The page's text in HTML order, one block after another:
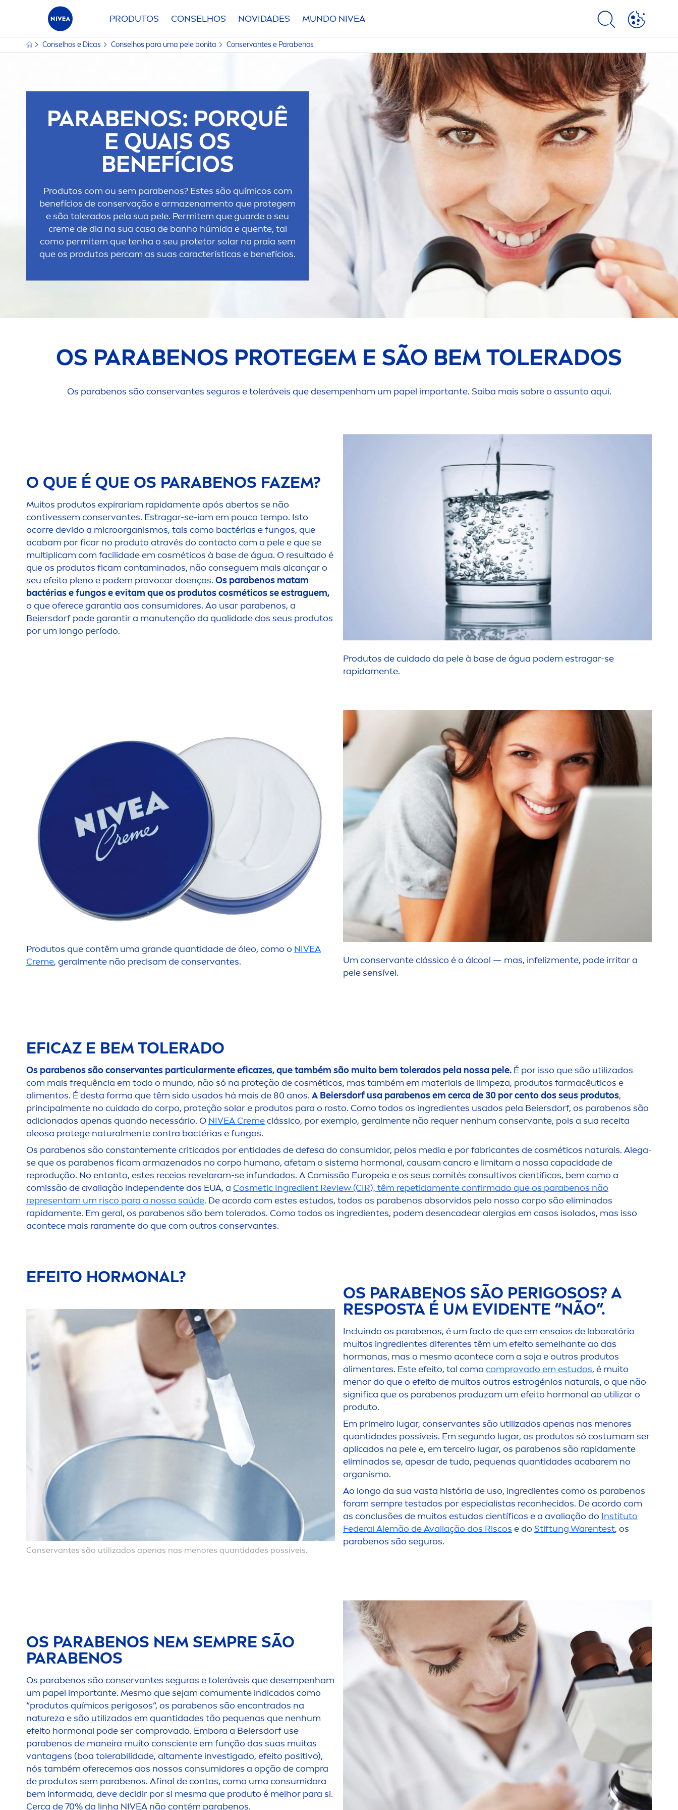
PRODUTOS CONSELHOS NOVIDADES MUNDO NIVEA
Conselhos e Dicas Conselhos para uma pele bonita Conservantes e Parabenos
PARABENOS: PORQUÊ
E QUAIS OS
BENEFÍCIOS
Produtos com ou sem parabenos? Estes são químicos com
benefícios de conservação e armazenamento que protegem
e são tolerados pela sua pele. Permitem que guarde o seu
cremede dia na sua casa de banho húmida e quente, tal
como permitem que tenha o seu protetor solar na praia sem
que os produtos percam as suas características e benefícios.
OS PARABENOS PROTEGEM E SÃO BEM TOLERADOS
Os parabenos são conservantes seguros e toleráveis que desempenham um papel importante. Saiba mais sobre o assunto aqui.
O QUE É QUE OS PARABENOS FAZEM?
Muitos produtos expirariam rapidamente após abertos se não
contivessem conservantes. Estragar-se-iam em pouco tempo. Isto
ocorre devido a microorganismos, tais como bactérias e fungos, que
acabam por ficar no produto através do contacto com a pele e que se
multiplicam com facilidade em cosméticos à base de água. O resultado é
que os produtos ficam contaminados, não conseguem mais alcançar o
seu efeito pleno e podem provocar doenças. Os parabenos matam
bactérias e fungos e evitam que os produtos cosméticos se estraguem,
o queoferece garantia aos consumidores. Ao usar parabenos, a
Beiersdorf pode garantir a manutenção da qualidade dos seus produtos
por um longo período.
Produtos de cuidado da pele à base de água podem estragar-se
rapidamente.
Produtos que contêm uma grande quantidade de óleo, como o NIVEA
Creme, geralmente não precisam de conservantes. Um conservante clássico é o álcool — mas, infelizmente, pode irritar a
pele sensível.
EFICAZ E BEM TOLERADO
Os parabenos são conservantes particularmente eficazes, que também são muito bem tolerados pela nossa pele. É por isso que são utilizados
com mais frequência em todo o mundo, não só na proteção de cosméticos, mas também em materiais de limpeza, produtos farmacêuticos e
alimentos. É desta forma que têm sido usados há mais de 80 anos. A Beiersdorf usa parabenos em cerca de 30 por cento dos seus produtos,
principalmente no cuidado do corpo, proteção solar e produtos para o rosto. Como todos os ingredientes usados pela Beiersdorf, os parabenos são
adicionados apenas quando necessário. O NIVEA Cremeclássico, por exemplo, geralmente não requer nenhum conservante, pois a sua receita
oleosa protege naturalmente contra bactérias e fungos.
Os parabenos são constantemente criticados por entidades de defesa do consumidor, pelos media e por fabricantes de cosméticos naturais. Alega-
se que os parabenos ficam armazenados no corpo humano, afetam o sistema hormonal, causam cancro e limitam a nossa capacidade de
reprodução. No entanto, estes receios revelaram-se infundados. A Comissão Europeia e os seus comités consultivos científicos, bem como a
comissão de avaliação independente dos EUA, a Cosmetic Ingredient Review (CIR), têm repetidamente confirmado que os parabenos não
representam um risco para a nossa saúde. De acordo com estes estudos, todos os parabenos absorvidos pelo nosso corpo são eliminados
rapidamente. Em geral, os parabenos são bem tolerados. Como todos os ingredientes, podem desencadear alergias em casos isolados, mas isso
acontece mais raramente do que com outros conservantes.
EFEITO HORMONAL?
Conservantes são utilizados apenas nas menores quantidades possíveis.
OS PARABENOS SÃO PERIGOSOS? A
RESPOSTA É UM EVIDENTE “NÃO”.
Incluindo os parabenos, é um facto de que em ensaios de laboratório
muitos ingredientes diferentes têm um efeito semelhante ao das
hormonas, mas o mesmo acontece com a soja e outros produtos
alimentares. Este efeito, tal como comprovado em estudos, é muito
menor do que o efeito de muitos outros estrogénios naturais, o que não
significa que os parabenos produzam um efeito hormonal ao utilizar o
produto.
Em primeiro lugar, conservantes são utilizados apenas nas menores
quantidades possíveis. Em segundo lugar, os produtos só costumam ser
aplicados na pele e, em terceiro lugar, os parabenos são rapidamente
eliminados se, apesar de tudo, pequenas quantidades acabarem no
organismo.
Ao longo da sua vasta história de uso, ingredientes como os parabenos
foram sempre testados por especialistas reconhecidos. De acordo com
as conclusões de muitos estudos científicos e a avaliação do Instituto
Federal Alemão de Avaliação dos Riscos e do Stiftung Warentest, os
parabenos são seguros.
OS PARABENOS NEM SEMPRE SÃO
PARABENOS
Os parabenos são conservantes seguros e toleráveis que desempenham
um papel importante. Mesmo que sejam comumente indicados como
“produtos químicos perigosos”, os parabenos são encontrados na
natureza e são utilizados em quantidades tão pequenas que nenhum
efeito hormonal pode ser comprovado. Embora a Beiersdorf use
parabenos de maneira muito consciente em função das suas muitas
vantagens (boa tolerabilidade, altamente investigado, efeito positivo),
nós também oferecemos aos nossos consumidores a opção de compra
de produtos sem parabenos. Afinal de contas, como uma consumidora
bem informada, deve decidir por si mesma que produto é melhor para si.
Cerca de 70% da linha NIVEA não contém parabenos.